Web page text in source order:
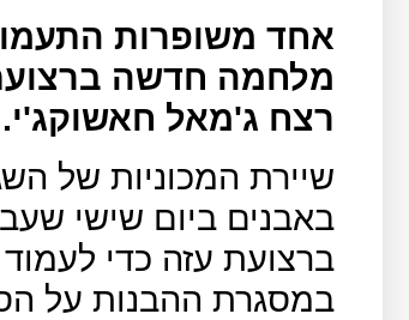
אחד משופרות
מלחמה חדשה
רצח ג'מאל חאשוקג'י.
שיירת המכוניות של
באבנים ביום שישי
ברצועת עזה כדי
במסגרת ההבנות על